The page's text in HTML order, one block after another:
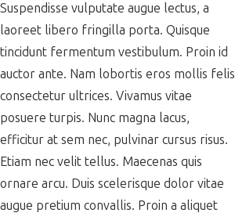
Suspendisse vulputate augue lectus, a
laoreet libero fringilla porta. Quisque
tincidunt fermentum vestibulum. Proin id
auctor ante. Nam lobortis eros mollis felis
consectetur ultrices. Vivamus vitae
posuere turpis. Nunc magna lacus,
efficitur at sem nec, pulvinar cursus risus.
Etiam nec velit tellus. Maecenas quis
ornare arcu. Duis scelerisque dolor vitae
augue pretium convallis. Proin a aliquet